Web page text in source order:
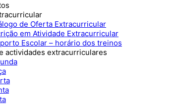
de Oferta Extracurricular
em Atividade Extracurricular
Escolar – horário dos treinos
actividades extracurriculares